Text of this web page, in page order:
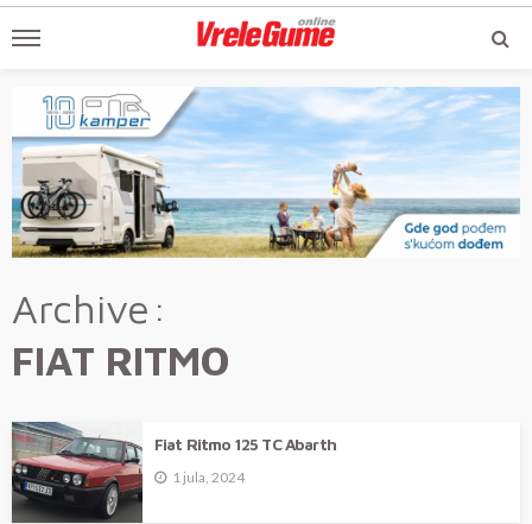
Archive
FIAT RITMO
Fiat Ritmo 125 TC Abarth
1 jula, 2024